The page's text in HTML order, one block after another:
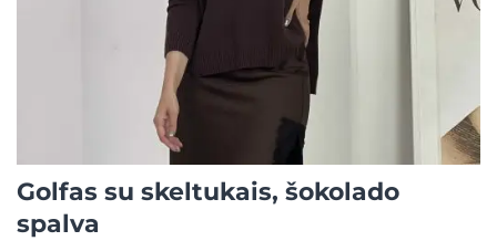
Golfas su skeltukais, šokolado
spalva